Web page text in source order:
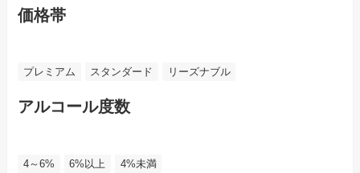
価格帯
プレミアム スタンダード リーズナブル
アルコール度数
4～6% 6%以上 4%未満